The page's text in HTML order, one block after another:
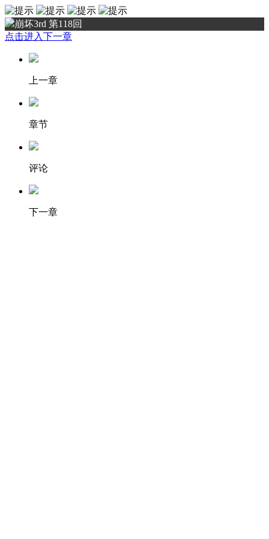
崩坏3rd 第118回
点击进入下一章
上一章
章节
评论
下一章